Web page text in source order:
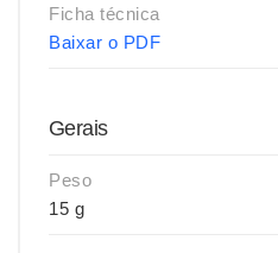
Ficha técnica
Baixar o PDF
Gerais
Peso
15 g